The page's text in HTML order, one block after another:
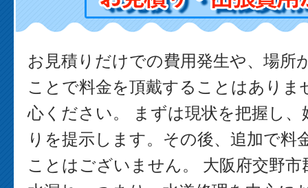
お見積りだけでの費用発生や、場所
ことで料金を頂戴することはありま
心ください。 まずは現状を把握し
りを提示します。その後、追加で料
ことはございません。 大阪府交野